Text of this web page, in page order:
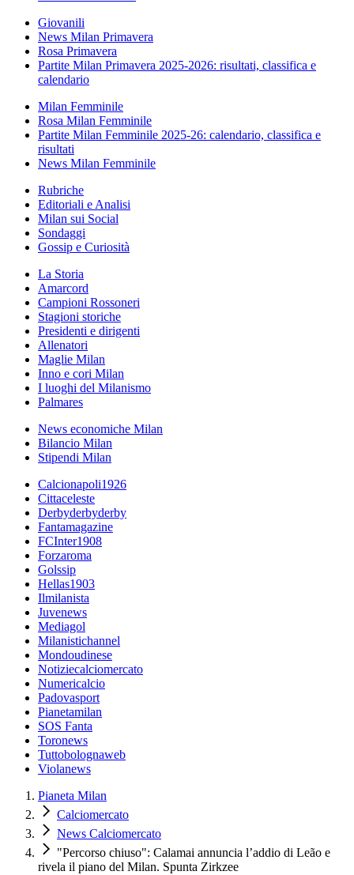
Giovanili
News Milan Primavera
Rosa Primavera
Partite Milan Primavera 2025-2026: risultati, classifica e
calendario
Milan Femminile
Rosa Milan Femminile
Partite Milan Femminile 2025-26: calendario, classifica e
risultati
News Milan Femminile
Rubriche
Editoriali e Analisi
Milan sui Social
Sondaggi
Gossip e Curiosità
La Storia
Amarcord
Campioni Rossoneri
Stagioni storiche
Presidenti e dirigenti
Allenatori
Maglie Milan
Inno e cori Milan
I luoghi del Milanismo
Palmares
News economiche Milan
Bilancio Milan
Stipendi Milan
Calcionapoli1926
Cittaceleste
Derbyderbyderby
Fantamagazine
FCInter1908
Forzaroma
Golssip
Hellas1903
Ilmilanista
Juvenews
Mediagol
Milanistichannel
Mondoudinese
Notiziecalciomercato
Numericalcio
Padovasport
Pianetamilan
SOS Fanta
Toronews
Tuttobolognaweb
Violanews
Pianeta Milan
Calciomercato
News Calciomercato
"Percorso chiuso": Calamai annuncia l’addio di Leão e
rivela il piano del Milan. Spunta Zirkzee